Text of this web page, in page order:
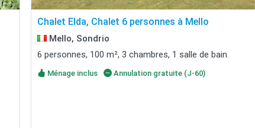
Chalet Elda, Chalet 6 personnes à Mello
Mello, Sondrio
6 personnes, 100 m², 3 chambres, 1 salle de bain.
Ménage inclus Annulation gratuite (J-60)